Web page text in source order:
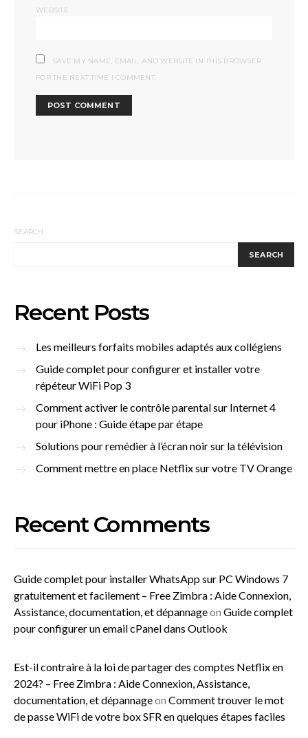
WEBSITE
SAVE MY NAME, EMAIL, AND WEBSITE IN THIS BROWSER
FOR THE NEXT TIME I COMMENT.
SEARCH
SEARCH
Recent Posts
Les meilleurs forfaits mobiles adaptés aux collégiens
Guide complet pour configurer et installer votre
répéteur WiFi Pop 3
Comment activer le contrôle parental sur Internet 4
pour iPhone : Guide étape par étape
Solutions pour remédier à l’écran noir sur la télévision
Comment mettre en place Netflix sur votre TV Orange
Recent Comments
Guide complet pour installer WhatsApp sur PC Windows 7
gratuitement et facilement – Free Zimbra : Aide Connexion,
Assistance, documentation, et dépannageon Guide complet
pour configurer un email cPanel dans Outlook
Est-il contraire à la loi de partager des comptes Netflix en
2024? – Free Zimbra : Aide Connexion, Assistance,
documentation, et dépannageon Comment trouver le mot
de passe WiFi de votre box SFR en quelques étapes faciles